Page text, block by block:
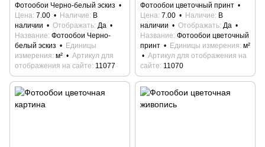
Фотообои Черно-белый эскиз
Цена 7.00 Наличие
В
наличии
Отображать Да
Название Фотообои Черно-
белый эскиз
Единицы
измерения м²
Артикул для
отображения на сайте 11077
Фотообои цветочный принт
Цена 7.00 Наличие
В
наличии
Отображать Да
Название Фотообои цветочный
принт
Единицы измерения м²
Артикул для отображения на
сайте 11070